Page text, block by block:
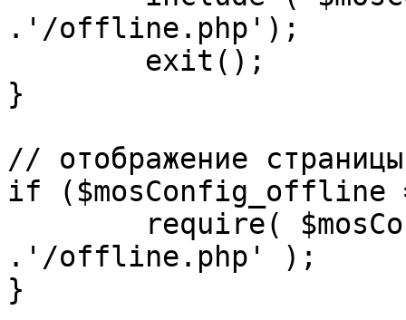
.'/offline.php');
}
// отображение
if ($mosConfig_offline
.'/offline.php' );
}